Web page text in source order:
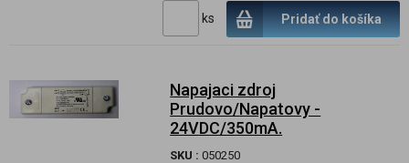
ks Pridať do košíka
Napajaci zdroj
Prudovo/Napatovy -
24VDC/350mA.
SKU : 050250